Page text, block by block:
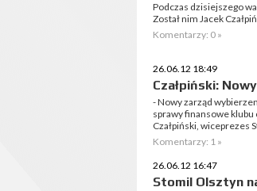
Podczas dzisiejszego
Został nim Jacek
Komentarzy: 0 »
26.06.12 18:49
Czałpiński:
- Nowy zarząd
sprawy finansowe
Czałpiński, wiceprezes
Komentarzy: 1 »
26.06.12 16:47
Stomil Olsztyn